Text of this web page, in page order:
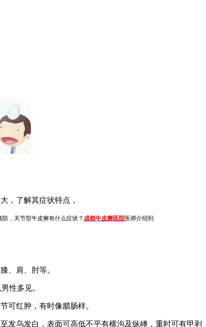
，了解其症状特点，
，关节型牛皮癣有什么症状？ 成都牛皮癣医院医师介绍到
、肩、肘等。
性多见。
红肿，有时像腊肠样。
乌发白，表面可高低不平有横沟及纵嵴，重时可有甲剥